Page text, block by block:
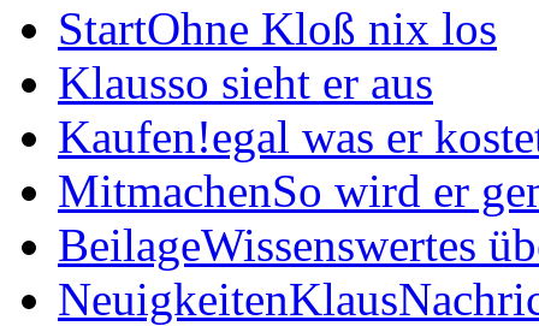
StartOhne Kloß nix los
Klausso sieht er aus
Kaufen!egal was er
MitmachenSo wird er
BeilageWissenswertes
Neuigkeiten